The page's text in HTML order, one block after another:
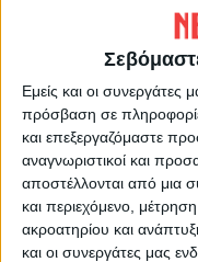
Εμείς και οι συνεργάτες
πρόσβαση σε
και επεξεργαζόμαστε
αναγνωριστικοί και
αποστέλλονται από μια
και περιεχόμενο,
ακροατηρίου και
και οι συνεργάτες μας
Σε όλα τα
καθυστερήσεις
Αλμωπού
κάτω και
λεπτά) τα οποία
αποκορύφωμα ο
λήξη λίγο πριν
των γηπεδούχων